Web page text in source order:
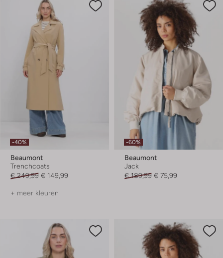
-40%
Beaumont
Trenchcoats
€ 249,99 € 149,99
+ meer kleuren
-60%
Beaumont
Jack
€ 189,99 € 75,99